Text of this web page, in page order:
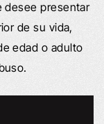
desee presentar
de su vida,
edad o adulto